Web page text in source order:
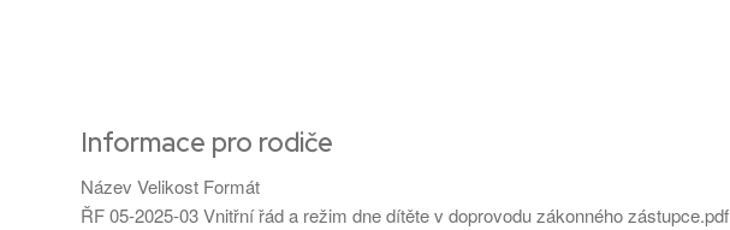
Informace pro rodiče
Název Velikost Formát
ŘF 05-2025-03 Vnitřní řád a režim dne dítěte v doprovodu zákonného zástupce.pdf